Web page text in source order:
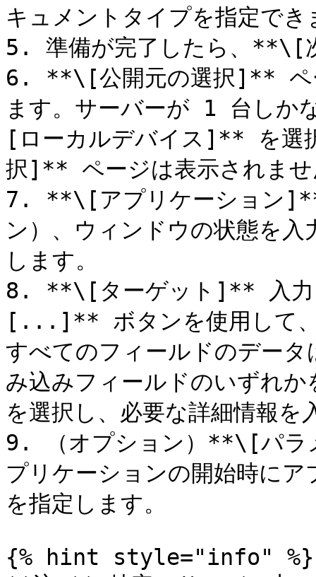
キュメントタイプを指定でき
5. 準備が完了したら、**\[
6. **\[公開元の選択]** ペー
ます。サーバーが 1 台しか
[ローカルデバイス]** を選
択]** ページは表示されませ
7. **\[アプリケーション]**
ン）、ウィンドウの状態を
します。
8. **\[ターゲット]** 入力
[...]** ボタンを使用して、
すべてのフィールドのデー
み込みフィールドのいずれ
を選択し、必要な詳細情報を
9. （オプション）**\[パラ
プリケーションの開始時に
を指定します。
{% hint style="info" %}